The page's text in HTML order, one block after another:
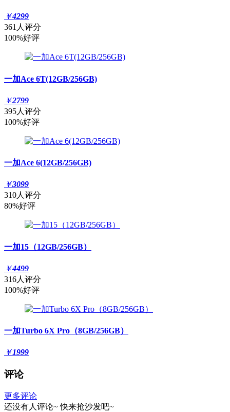
￥4299
361人评分
100%好评
一加Ace 6T(12GB/256GB)
￥2799
395人评分
100%好评
一加Ace 6(12GB/256GB)
￥3099
310人评分
80%好评
一加15（12GB/256GB）
￥4499
316人评分
100%好评
一加Turbo 6X Pro（8GB/256GB）
￥1999
评论
更多评论
还没有人评论~ 快来抢沙发吧~